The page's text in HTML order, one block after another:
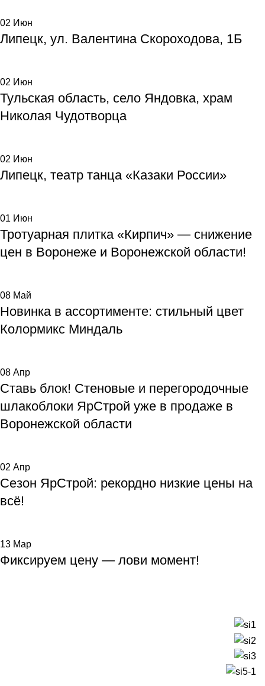
02 Июн
Липецк, ул. Валентина Скороходова, 1Б
02 Июн
Тульская область, село Яндовка, храм
Николая Чудотворца
02 Июн
Липецк, театр танца «Казаки России»
01 Июн
Тротуарная плитка «Кирпич» — снижение
цен в Воронеже и Воронежской области!
08 Май
Новинка в ассортименте: стильный цвет
Колормикс Миндаль
08 Апр
Ставь блок! Стеновые и перегородочные
шлакоблоки ЯрСтрой уже в продаже в
Воронежской области
02 Апр
Сезон ЯрСтрой: рекордно низкие цены на
всё!
13 Мар
Фиксируем цену — лови момент!